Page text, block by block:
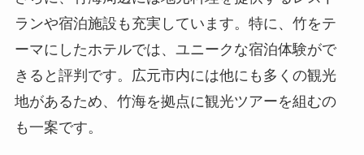
ランや宿泊施設も充実しています。特に、竹をテ
ーマにしたホテルでは、ユニークな宿泊体験がで
きると評判です。広元市内には他にも多くの観光
地があるため、竹海を拠点に観光ツアーを組むの
も一案です。